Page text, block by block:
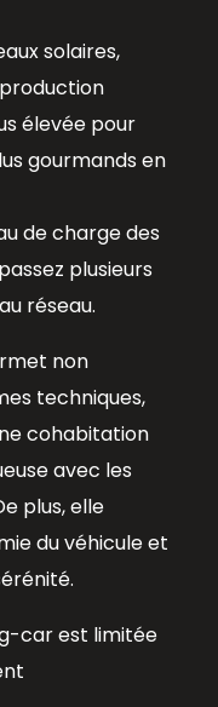
solaires,
élevée pour
gourmands en
de charge des
plusieurs
réseau.
non
techniques,
cohabitation
avec les
plus, elle
du véhicule et